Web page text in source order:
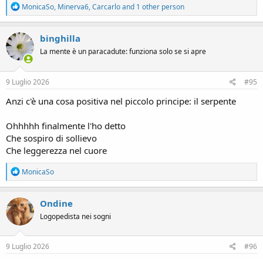
R
e
a
c
t
i
o
n
s
MonicaSo, Minerva6,Carcarloand 1 other person
binghilla
La mente è un paracadute: funziona solo se si apre
9 Luglio 2026 #95
Anzi c'è una cosa positiva nel piccolo principe: il serpente
Ohhhhh finalmente l'ho detto
Che sospiro di sollievo
Che leggerezza nel cuore
R
e
a
c
t
i
o
n
s
MonicaSo
Ondine
Logopedista nei sogni
9 Luglio 2026 #96